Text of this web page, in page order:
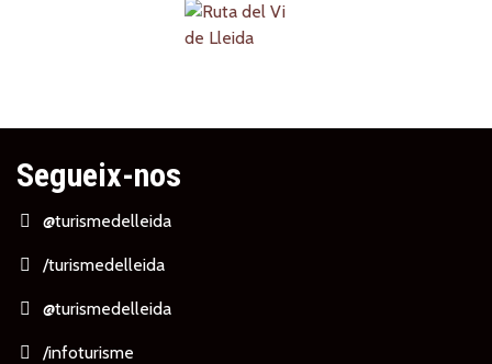
Segueix-nos
@turismedelleida
/turismedelleida
@turismedelleida
/infoturisme